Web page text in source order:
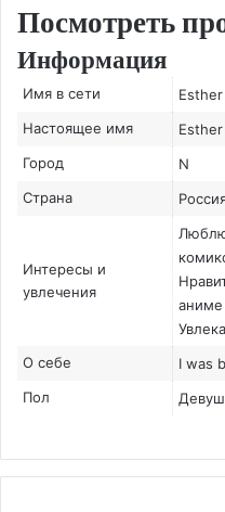
Посмотреть
Информация
Имя в сети
Esther
Настоящее имя
Esther
Город
N
Страна
Интересы и
увлечения
Люблю
аниме
О себе
I was
Пол